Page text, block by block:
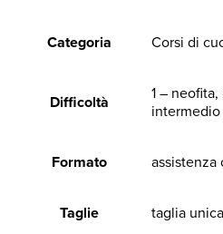
Categoria Corsi di
Difficoltà
1 –
intermedio
Formato assistenza
Taglie taglia unica